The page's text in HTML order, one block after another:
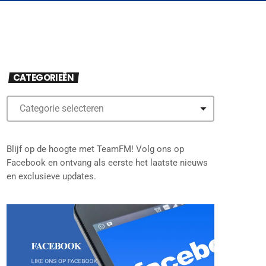
CATEGORIEËN
Blijf op de hoogte met TeamFM! Volg ons op
Facebook en ontvang als eerste het laatste nieuws
en exclusieve updates.